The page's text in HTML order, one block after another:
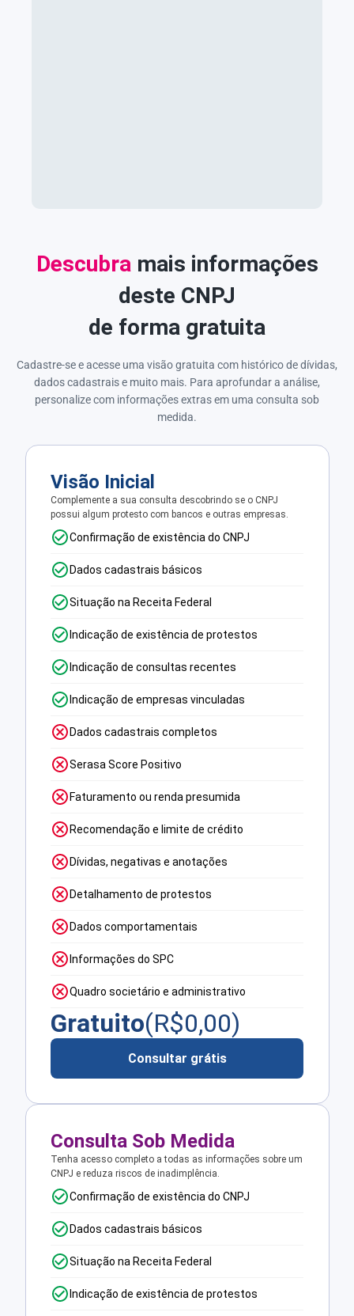
Descubramais informações
deste CNPJ
de forma gratuita
Cadastre-se e acesse uma visão gratuita com histórico de dívidas,
dados cadastrais e muito mais. Para aprofundar a análise,
personalize com informações extras em uma consulta sob
medida.
Visão Inicial
Complemente a sua consulta descobrindo se o CNPJ
possui algum protesto com bancos e outras empresas.
Confirmação de existência do CNPJ
Dados cadastrais básicos
Situação na Receita Federal
Indicação de existência de protestos
Indicação de consultas recentes
Indicação de empresas vinculadas
Dados cadastrais completos
Serasa Score Positivo
Faturamento ou renda presumida
Recomendação e limite de crédito
Dívidas, negativas e anotações
Detalhamento de protestos
Dados comportamentais
Informações do SPC
Quadro societário e administrativo
Gratuito(R$0,00)
Consultar grátis
Consulta Sob Medida
Tenha acesso completo a todas as informações sobre um
CNPJ e reduza riscos de inadimplência.
Confirmação de existência do CNPJ
Dados cadastrais básicos
Situação na Receita Federal
Indicação de existência de protestos